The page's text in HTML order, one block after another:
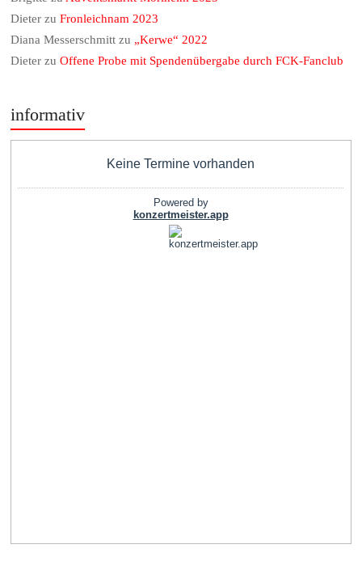
Dieter zuFronleichnam 2023
Diana Messerschmitt zu „Kerwe“ 2022
Dieter zuOffene Probe mit Spendenübergabe durch FCK-Fanclub
informativ